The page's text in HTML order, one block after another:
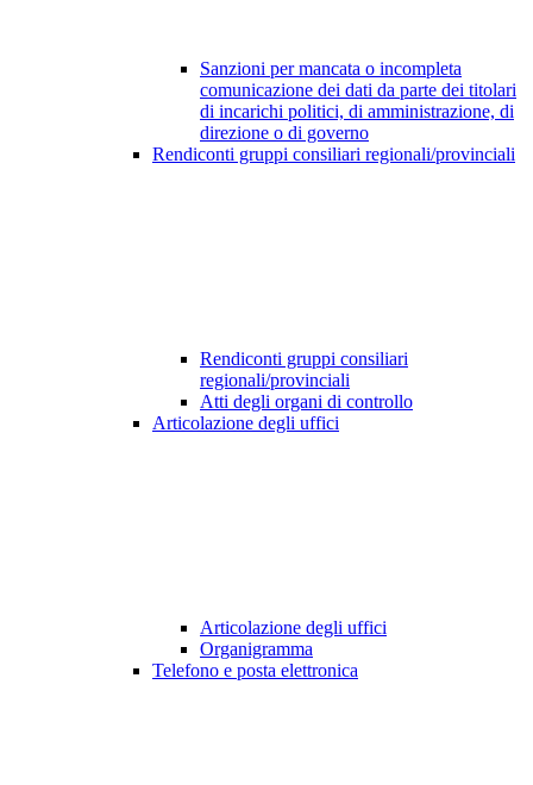
Sanzioni per mancata o incompleta
comunicazione dei dati da parte dei titolari
di incarichi politici, di amministrazione, di
direzione o di governo
Rendiconti gruppi consiliari regionali/provinciali
Rendiconti gruppi consiliari
regionali/provinciali
Atti degli organi di controllo
Articolazione degli uffici
Articolazione degli uffici
Organigramma
Telefono e posta elettronica